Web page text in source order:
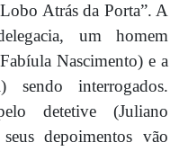
Atrás da Porta”. A
um homem
Nascimento) e a
sendo interrogados.
detetive (Juliano
depoimentos vão